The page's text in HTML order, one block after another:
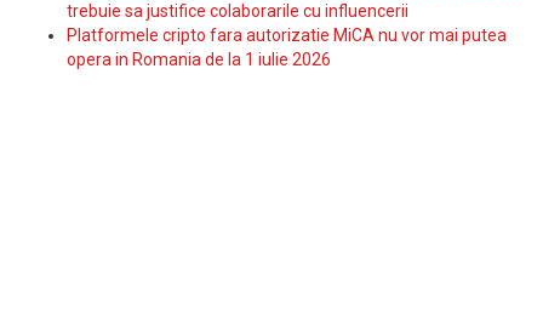
trebuie sa justifice colaborarile cu influencerii
Platformele cripto fara autorizatie MiCA nu vor mai putea
opera in Romania de la 1 iulie 2026